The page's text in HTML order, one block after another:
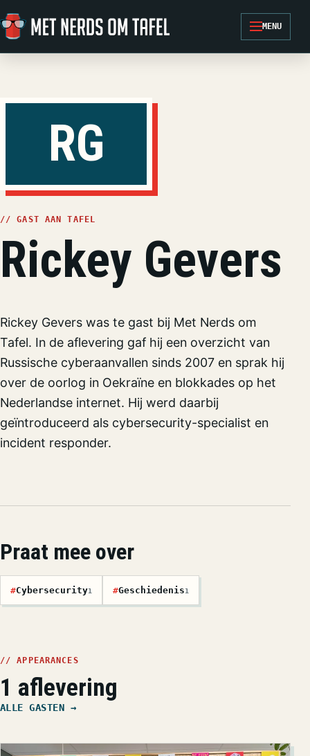
Ga naar de inhoud
MENU
RG
// GAST AAN TAFEL
Rickey Gevers
Rickey Gevers was te gast bij Met Nerds om
Tafel. In de aflevering gaf hij een overzicht van
Russische cyberaanvallen sinds 2007 en sprak hij
over de oorlog in Oekraïne en blokkades op het
Nederlandse internet. Hij werd daarbij
geïntroduceerd als cybersecurity-specialist en
incident responder.
Praat mee over
#Cybersecurity1 #Geschiedenis1
// APPEARANCES
1 aflevering
ALLE GASTEN →